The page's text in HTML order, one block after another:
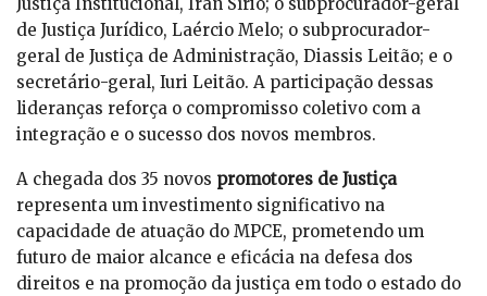
de Justiça Jurídico, Laércio Melo; o subprocurador-
geral de Justiça de Administração, Diassis Leitão; e o
secretário-geral, Iuri Leitão. A participação dessas
lideranças reforça o compromisso coletivo com a
integração e o sucesso dos novos membros.
A chegada dos 35 novos promotores de Justiça
representa um investimento significativo na
capacidade de atuação do MPCE, prometendo um
futuro de maior alcance e eficácia na defesa dos
direitos e na promoção da justiça em todo o estado do